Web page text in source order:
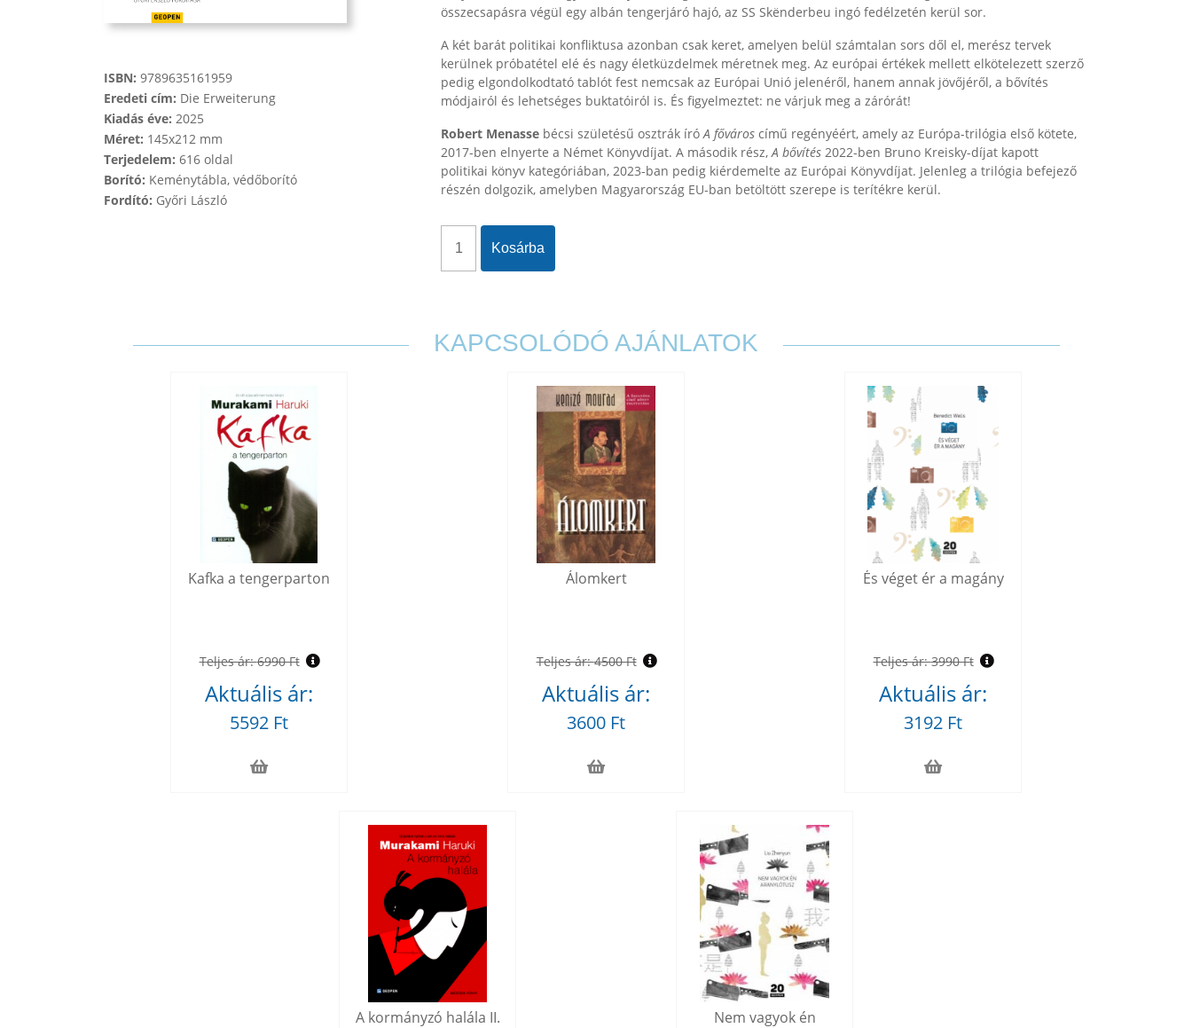
ISBN: 9789635161959
Eredeti cím: Die Erweiterung
Kiadás éve: 2025
Méret: 145x212 mm
Terjedelem: 616 oldal
Borító: Keménytábla, védőborító
Fordító: Győri László
összecsapásra végül egy albán tengerjáró hajó, az SS Skënderbeu ingó fedélzetén kerül sor.
A két barát politikai konfliktusa azonban csak keret, amelyen belül számtalan sors dől el, merész tervek
kerülnek próbatétel elé és nagy életküzdelmek méretnek meg. Az európai értékek mellett elkötelezett szerző
pedig elgondolkodtató tablót fest nemcsak az Európai Unió jelenéről, hanem annak jövőjéről, a bővítés
módjairól és lehetséges buktatóiról is. És figyelmeztet: ne várjuk meg a zárórát!
Robert Menasse bécsi születésű osztrák íróA főváros című regényéért, amely az Európa-trilógia első kötete,
2017-ben elnyerte a Német Könyvdíjat. A második rész,A bővítés 2022-ben Bruno Kreisky-díjat kapott
politikai könyv kategóriában, 2023-ban pedig kiérdemelte az Európai Könyvdíjat. Jelenleg a trilógia befejező
részén dolgozik, amelyben Magyarország EU-ban betöltött szerepe is terítékre kerül.
Kosárba
KAPCSOLÓDÓ AJÁNLATOK
Kafka a tengerparton
Teljes ár:6990 Ft
Aktuális ár:
5592 Ft
Álomkert
Teljes ár:4500 Ft
Aktuális ár:
3600 Ft
És véget ér a magány
Teljes ár:3990 Ft
Aktuális ár:
3192 Ft
A kormányzó halála II.
Nem vagyok én